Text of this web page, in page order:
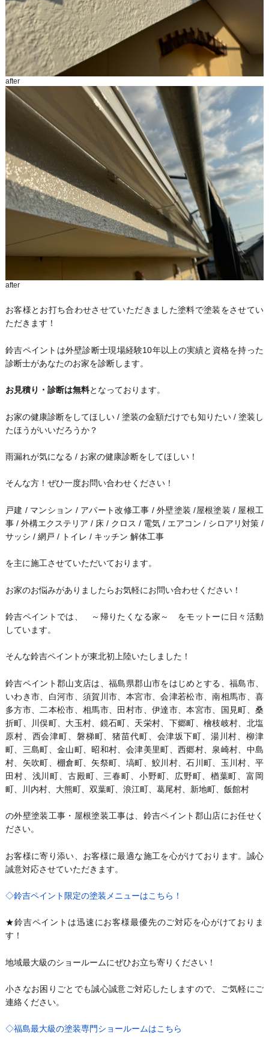
after
after
お客様とお打ち合わせさせていただきました塗料で塗装をさせてい
ただきます！
鈴吉ペイントは外壁診断士現場経験10年以上の実績と資格を持った
診断士があなたのお家を診断します。
お見積り・診断は無料となっております。
お家の健康診断をしてほしい / 塗装の金額だけでも知りたい / 塗装し
たほうがいいだろうか？
雨漏れが気になる / お家の健康診断をしてほしい！
そんな方！ぜひ一度お問い合わせください！
戸建 / マンション / アパート改修工事 / 外壁塗装 /屋根塗装 / 屋根工
事 / 外構エクステリア / 床 / クロス / 電気 / エアコン / シロアリ対策 /
サッシ / 網戸 / トイレ / キッチン 解体工事
を主に施工させていただいております。
お家のお悩みがありましたらお気軽にお問い合わせください！
鈴吉ペイントでは、 ～帰りたくなる家～ をモットーに日々活動
しています。
そんな鈴吉ペイントが東北初上陸いたしました！
鈴吉ペイント郡山支店は、福島県郡山市をはじめとする、福島市、
いわき市、白河市、須賀川市、本宮市、会津若松市、南相馬市、喜
多方市、二本松市、相馬市、田村市、伊達市、本宮市、国見町、桑
折町、川俣町、大玉村、鏡石町、天栄村、下郷町、檜枝岐村、北塩
原村、西会津町、磐梯町、猪苗代町、会津坂下町、湯川村、柳津
町、三島町、金山町、昭和村、会津美里町、西郷村、泉崎村、中島
村、矢吹町、棚倉町、矢祭町、塙町、鮫川村、石川町、玉川村、平
田村、浅川町、古殿町、三春町、小野町、広野町、楢葉町、富岡
町、川内村、大熊町、双葉町、浪江町、葛尾村、新地町、飯館村
の外壁塗装工事・屋根塗装工事は、鈴吉ペイント郡山店にお任せく
ださい。
お客様に寄り添い、お客様に最適な施工を心がけております。誠心
誠意対応させていただきます。
◇鈴吉ペイント限定の塗装メニューはこちら！
★鈴吉ペイントは迅速にお客様最優先のご対応を心がけておりま
す！
地域最大級のショールームにぜひお立ち寄りください！
小さなお困りごとでも誠心誠意ご対応したしますので、ご気軽にご
連絡ください。
◇福島最大級の塗装専門ショールームはこちら